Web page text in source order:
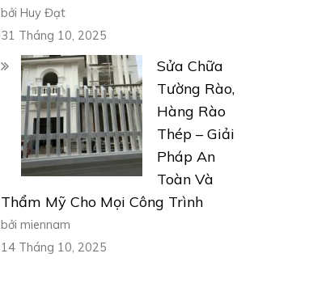
bởi Huy Đạt
31 Tháng 10, 2025
Sửa Chữa
Tường Rào,
Hàng Rào
Thép – Giải
Pháp An
Toàn Và
Thẩm Mỹ Cho Mọi Công Trình
bởi miennam
14 Tháng 10, 2025